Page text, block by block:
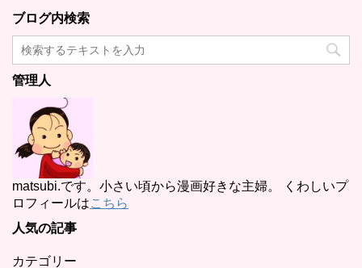
ブログ内検索
管理人
matsubi.です。小さい頃から漫画好きな主婦。 くわしいプ
ロフィールはこちら
人気の記事
カテゴリー